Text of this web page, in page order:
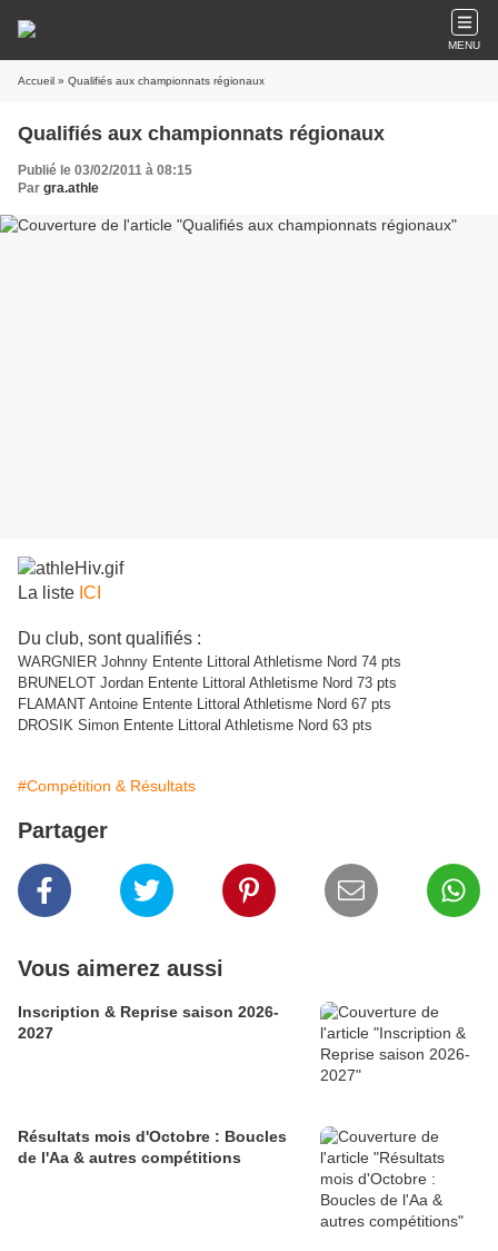
MENU
Accueil » Qualifiés aux championnats régionaux
Qualifiés aux championnats régionaux
Publié le 03/02/2011 à 08:15
Par gra.athle
La liste ICI
Du club, sont qualifiés :
WARGNIER Johnny Entente Littoral Athletisme Nord 74 pts
BRUNELOT Jordan Entente Littoral Athletisme Nord 73 pts
FLAMANT Antoine Entente Littoral Athletisme Nord 67 pts
DROSIK Simon Entente Littoral Athletisme Nord 63 pts
#Compétition & Résultats
Partager
Vous aimerez aussi
Inscription & Reprise saison 2026-
2027
Résultats mois d'Octobre : Boucles
de l'Aa & autres compétitions